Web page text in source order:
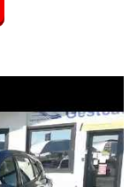
di 10 anni
trasparenza
consegna